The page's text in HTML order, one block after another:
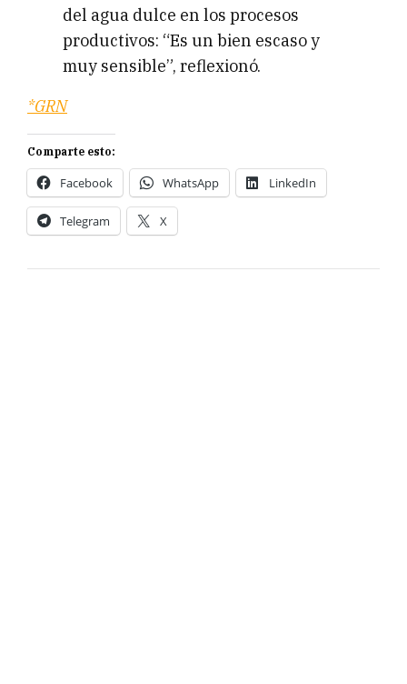
del agua dulce en los procesos
productivos: “Es un bien escaso y
muy sensible”, reflexionó.
*GRN
Comparte esto:
Facebook WhatsApp LinkedIn
Telegram X